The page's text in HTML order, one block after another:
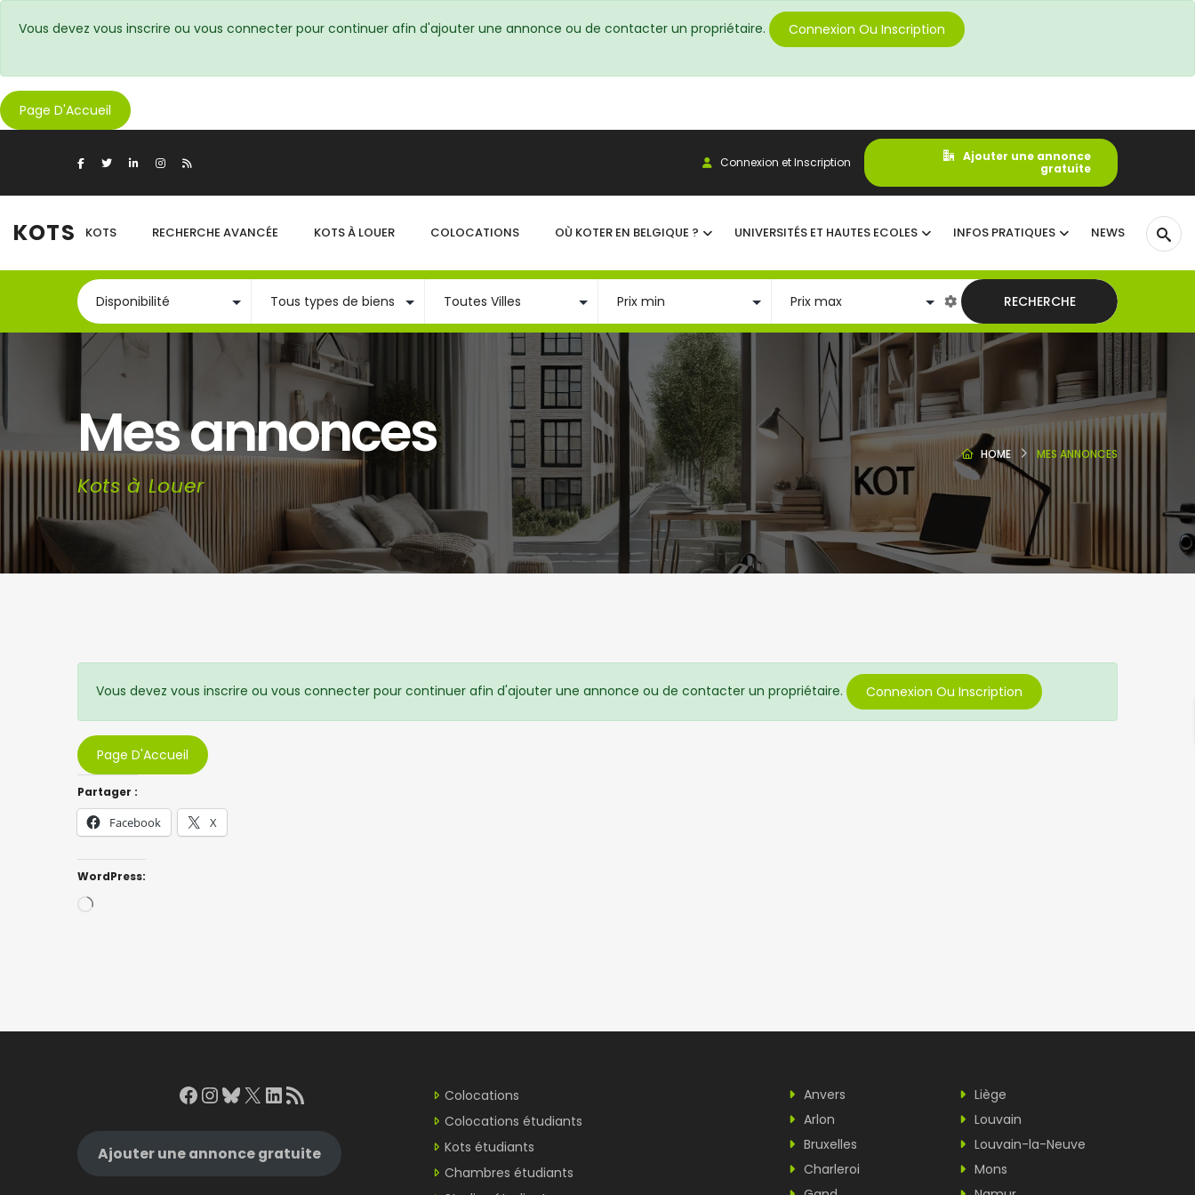
Vous devez vous inscrire ou vous connecter pour continuer afin d'ajouter une annonce ou de contacter un propriétaire. Connexion Ou Inscription
Page D'Accueil
Connexion et Inscription
Ajouter une annonce
gratuite
KOTS KOTS RECHERCHE AVANCÉE KOTS À LOUER COLOCATIONS OÙ KOTER EN BELGIQUE ? UNIVERSITÉS ET HAUTES ECOLES INFOS PRATIQUES NEWS
RECHERCHE
Mes annonces
Kots à Louer
HOME MES ANNONCES
Vous devez vous inscrire ou vous connecter pour continuer afin d'ajouter une annonce ou de contacter un propriétaire. Connexion Ou Inscription
Page D'Accueil
Partager :
Facebook X
WordPress:
Loading…
Facebook
Instagram
Bluesky
X LinkedIn
RSS Feed
Ajouter une annonce gratuite
Colocations
Colocations étudiants
Kots étudiants
Chambres étudiants
Anvers
Arlon
Bruxelles
Charleroi
Liège
Louvain
Louvain-la-Neuve
Mons